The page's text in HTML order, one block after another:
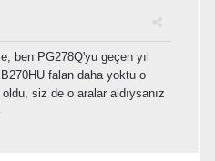
ben PG278Q'yu geçen yıl
falan daha yoktu o
siz de o aralar aldıysanız